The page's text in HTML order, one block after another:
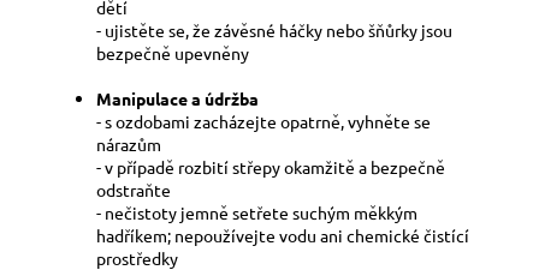
dětí
- ujistěte se, že závěsné háčky nebo šňůrky jsou
bezpečně upevněny
Manipulace a údržba
- s ozdobami zacházejte opatrně, vyhněte se
nárazům
- v případě rozbití střepy okamžitě a bezpečně
odstraňte
- nečistoty jemně setřete suchým měkkým
hadříkem; nepoužívejte vodu ani chemické čistící
prostředky